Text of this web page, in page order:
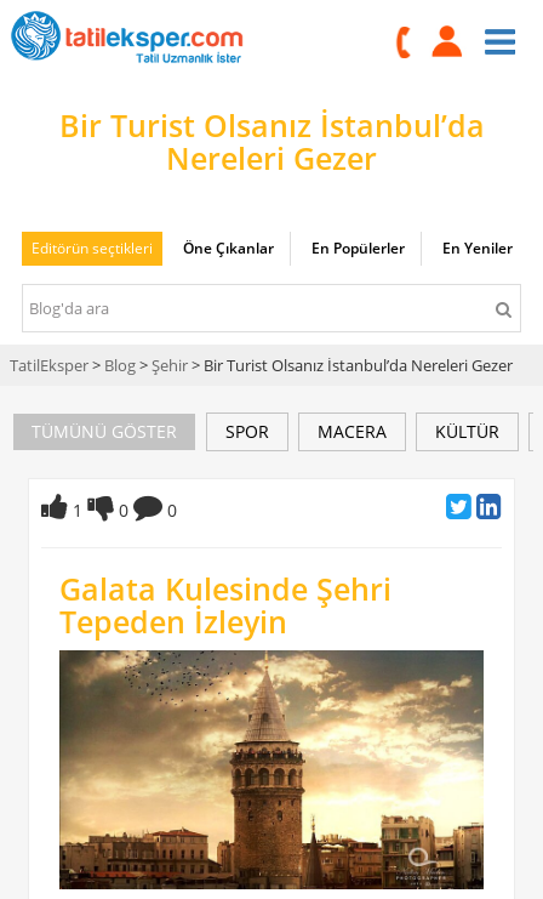
Bir Turist Olsanız İstanbul’da
Nereleri Gezer
Editörün seçtikleri Öne Çıkanlar En Popülerler En Yeniler
TatilEksper> Blog>Şehir> Bir Turist Olsanız İstanbul’da Nereleri Gezer
TÜMÜNÜ GÖSTER SPOR MACERA KÜLTÜR
1 0 0
Galata Kulesinde Şehri
Tepeden İzleyin